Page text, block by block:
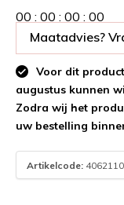
00 : 00 : 00 : 00
Maatadvies?
Voor dit
augustus kunnen
Zodra wij het
uw bestelling
Artikelcode: